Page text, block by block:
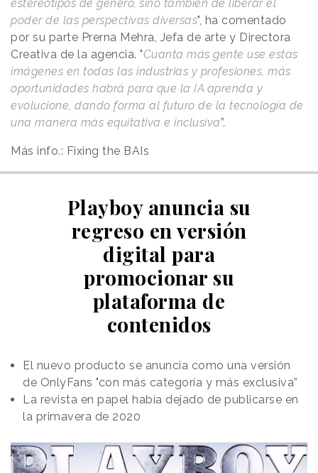
estereotipos de género, sino también de liberar el
poder de las perspectivas diversas", ha comentado
por su parte Prerna Mehra, Jefa de arte y Directora
Creativa de la agencia. "Cuanta más gente use estas
imágenes en todas las industrias y profesiones, más
oportunidades habrá para que la IA aprenda y
evolucione, dando forma al futuro de la tecnología de
una manera más equitativa e inclusiva”.
Más info.: Fixing the BAIs
Playboy anuncia su
regreso en versión
digital para
promocionar su
plataforma de
contenidos
El nuevo producto se anuncia como una versión
de OnlyFans "con más categoría y más exclusiva”
La revista en papel había dejado de publicarse en
la primavera de 2020